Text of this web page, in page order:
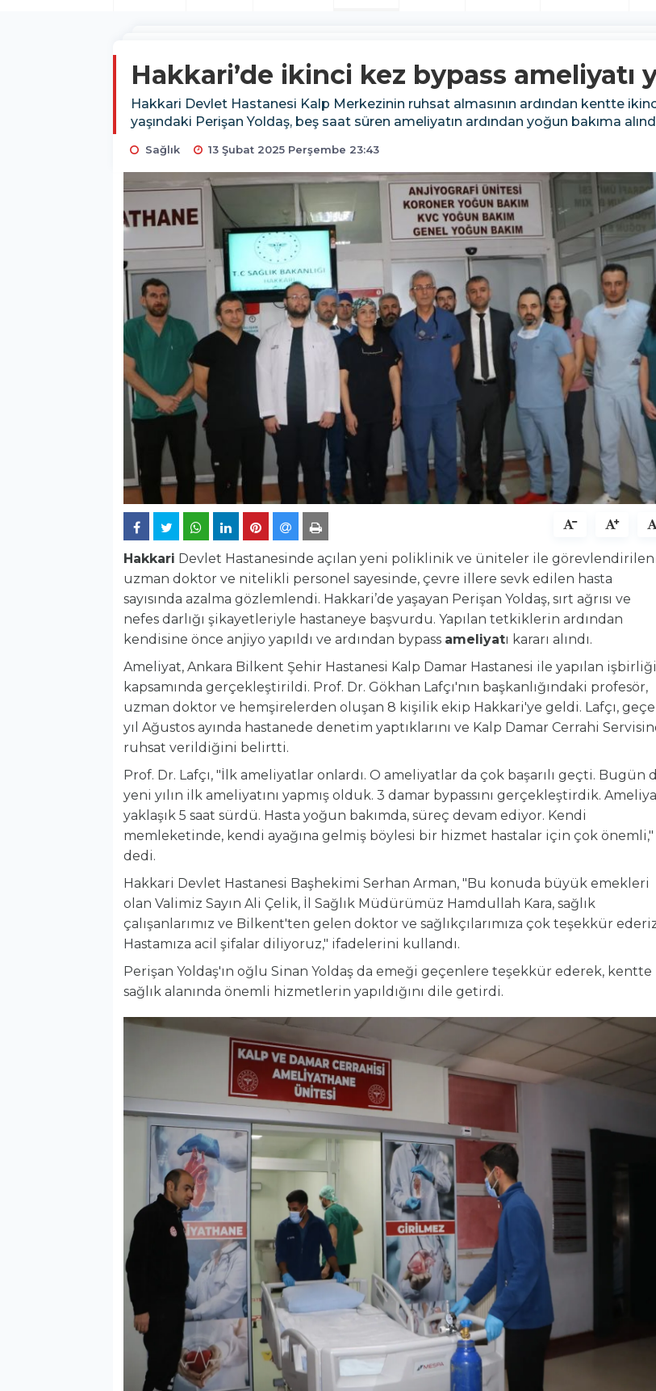
Hakkari’de ikinci kez bypass ameliyatı
Hakkari Devlet Hastanesi Kalp Merkezinin ruhsat almasının ardından kentte
yaşındaki Perişan Yoldaş, beş saat süren ameliyatın ardından yoğun bakıma
Sağlık 13 Şubat 2025 Perşembe 23:43
Hakkari Devlet Hastanesinde açılan yeni poliklinik ve üniteler ile görevlendirilen
uzman doktor ve nitelikli personel sayesinde, çevre illere sevk edilen hasta
sayısında azalma gözlemlendi. Hakkari’de yaşayan Perişan Yoldaş, sırt ağrısı ve
nefes darlığı şikayetleriyle hastaneye başvurdu. Yapılan tetkiklerin ardından
kendisine önce anjiyo yapıldı ve ardından bypass ameliyatı kararı alındı.
Ameliyat, Ankara Bilkent Şehir Hastanesi Kalp Damar Hastanesi ile yapılan işbirliği
kapsamında gerçekleştirildi. Prof. Dr. Gökhan Lafçı'nın başkanlığındaki profesör,
uzman doktor ve hemşirelerden oluşan 8 kişilik ekip Hakkari'ye geldi. Lafçı,
yıl Ağustos ayında hastanede denetim yaptıklarını ve Kalp Damar Cerrahi
ruhsat verildiğini belirtti.
Prof. Dr. Lafçı, "İlk ameliyatlar onlardı. O ameliyatlar da çok başarılı geçti. Bugün
yeni yılın ilk ameliyatını yapmış olduk. 3 damar bypassını gerçekleştirdik.
yaklaşık 5 saat sürdü. Hasta yoğun bakımda, süreç devam ediyor. Kendi
memleketinde, kendi ayağına gelmiş böylesi bir hizmet hastalar için çok önemli,"
dedi.
Hakkari Devlet Hastanesi Başhekimi Serhan Arman, "Bu konuda büyük emekleri
olan Valimiz Sayın Ali Çelik, İl Sağlık Müdürümüz Hamdullah Kara, sağlık
çalışanlarımız ve Bilkent'ten gelen doktor ve sağlıkçılarımıza çok teşekkür
Hastamıza acil şifalar diliyoruz," ifadelerini kullandı.
Perişan Yoldaş'ın oğlu Sinan Yoldaş da emeği geçenlere teşekkür ederek, kentte
sağlık alanında önemli hizmetlerin yapıldığını dile getirdi.
Sağlık